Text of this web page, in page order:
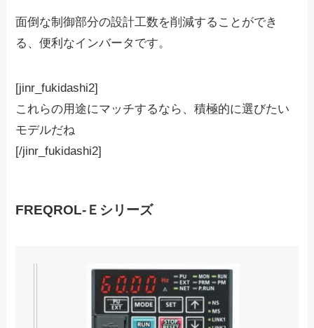
面倒な制御部分の設計工数を削減することができ
る、便利なインバータです。
[jinr_fukidashi2]
これらの用途にマッチするなら、積極的に選びたい
モデルだね
[/jinr_fukidashi2]
FREQROL-Ｅシリーズ